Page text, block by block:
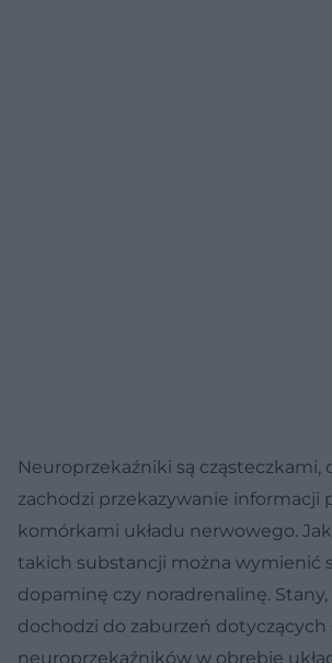
Neuroprzekaźniki są cząsteczkami,
zachodzi przekazywanie informacji
komórkami układu nerwowego.
takich substancji można wymienić
dopaminę czy noradrenalinę.
dochodzi do zaburzeń dotyczących
neuroprzekaźników w obrębie